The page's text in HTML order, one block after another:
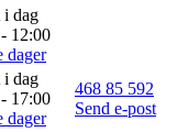
i dag
12:00
dager
i dag
17:00
dager
468 85 592
Send e-post